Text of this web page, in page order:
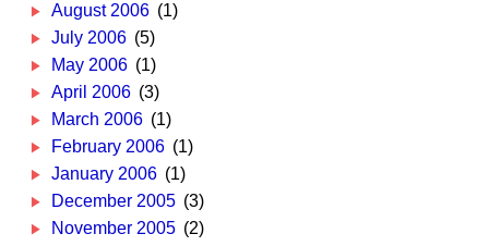
August 2006 (1)
July 2006 (5)
May 2006 (1)
April 2006 (3)
March 2006 (1)
February 2006 (1)
January 2006 (1)
December 2005 (3)
November 2005 (2)